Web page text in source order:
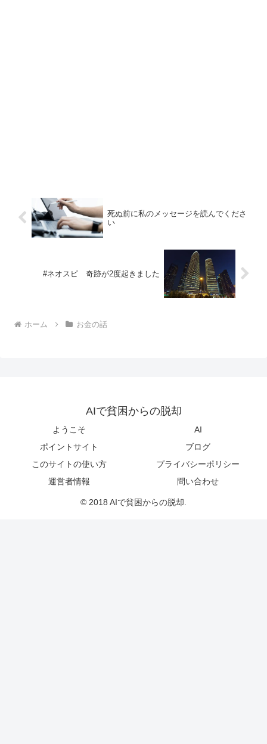
死ぬ前に私のメッセージを読んでくださ
い
#ネオスピ 奇跡が2度起きました
ホーム お金の話
AIで貧困からの脱却
ようこそ
AI
ポイントサイト
ブログ
このサイトの使い方
プライバシーポリシー
運営者情報
問い合わせ
© 2018 AIで貧困からの脱却.